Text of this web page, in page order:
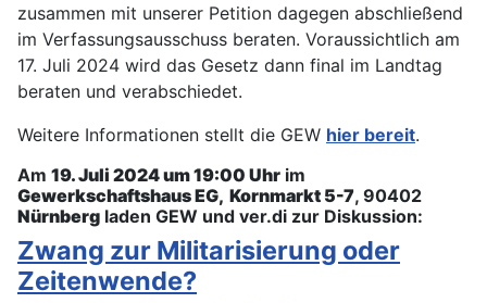
zusammen mit unserer Petition dagegen abschließend
im Verfassungsausschuss beraten. Voraussichtlich am
17. Juli 2024 wird das Gesetz dann final im Landtag
beraten und verabschiedet.
Weitere Informationen stellt die GEW hier bereit.
Am 19. Juli 2024 um 19:00 Uhr im
Gewerkschaftshaus EG, Kornmarkt 5-7, 90402
Nürnberg laden GEW und ver.di zur Diskussion:
Zwang zur Militarisierung oder
Zeitenwende?